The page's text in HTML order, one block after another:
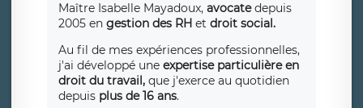
Maître Isabelle Mayadoux, avocatedepuis
2005 en gestion des RH et droit social.
Au fil de mes expériences professionnelles,
j'ai développé une expertise particulière en
droit du travail, que j'exerce au quotidien
depuis plus de 16 ans.